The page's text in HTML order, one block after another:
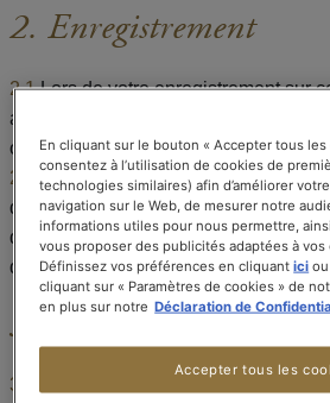
2. Enregistrement
2.1Lors de votre enregistrement sur
assurer de l'exactitude et de
obligatoires que vous fournissez.
2.2
Veuillez informer SPECIAL.T de
d'adresse et autres modifications en
données personnelles sur le présent
délais.
3. Mot de passe
3.1
Vous devez choisir un mot de
En cliquant sur le bouton « Accepter tous
consentez à l’utilisation de cookies de
technologies similaires) afin d’améliorer
navigation sur le Web, de mesurer notre
informations utiles pour nous permettre,
vous proposer des publicités adaptées à vos
Définissez vos préférences en cliquantici
cliquant sur « Paramètres de cookies » de
en plus sur notre Déclaration de
Accepter tous les